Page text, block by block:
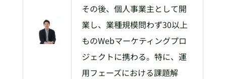
その後、個人事業主として開
業し、業種規模問わず30以上
ものWebマーケティングプロ
ジェクトに携わる。特に、運
用フェーズにおける課題解